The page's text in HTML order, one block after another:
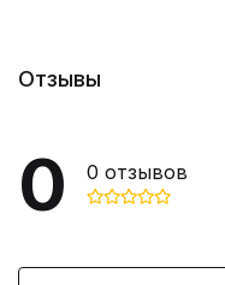
Отзывы
0 0 отзывов